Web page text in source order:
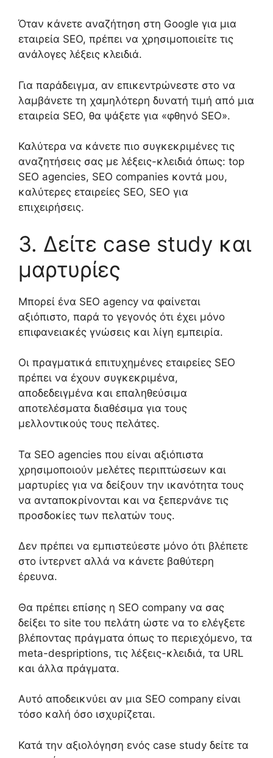
Όταν κάνετε αναζήτηση στη Google για μια
εταιρεία SEO, πρέπει να χρησιμοποιείτε τις
ανάλογες λέξεις κλειδιά.
Για παράδειγμα, αν επικεντρώνεστε στο να
λαμβάνετε τη χαμηλότερη δυνατή τιμή από μια
εταιρεία SEO, θα ψάξετε για «φθηνό SEO».
Καλύτερα να κάνετε πιο συγκεκριμένες τις
αναζητήσεις σας με λέξεις-κλειδιά όπως: top
SEO agencies, SEO companies κοντά μου,
καλύτερες εταιρείες SEO, SEO για
επιχειρήσεις.
3. Δείτε case study και
μαρτυρίες
Μπορεί ένα SEO agency να φαίνεται
αξιόπιστο, παρά το γεγονός ότι έχει μόνο
επιφανειακές γνώσεις και λίγη εμπειρία.
Οι πραγματικά επιτυχημένες εταιρείες SEO
πρέπει να έχουν συγκεκριμένα,
αποδεδειγμένα και επαληθεύσιμα
αποτελέσματα διαθέσιμα για τους
μελλοντικούς τους πελάτες.
Τα SEO agencies που είναι αξιόπιστα
χρησιμοποιούν μελέτες περιπτώσεων και
μαρτυρίες για να δείξουν την ικανότητα τους
να ανταποκρίνονται και να ξεπερνάνε τις
προσδοκίες των πελατών τους.
Δεν πρέπει να εμπιστεύεστε μόνο ότι βλέπετε
στο ίντερνετ αλλά να κάνετε βαθύτερη
έρευνα.
Θα πρέπει επίσης η SEO company να σας
δείξει το site του πελάτη ώστε να το ελέγξετε
βλέποντας πράγματα όπως το περιεχόμενο, τα
meta-despriptions, τις λέξεις-κλειδιά, τα URL
και άλλα πράγματα.
Αυτό αποδεικνύει αν μια SEO company είναι
τόσο καλή όσο ισχυρίζεται.
Κατά την αξιολόγηση ενός case study δείτε τα